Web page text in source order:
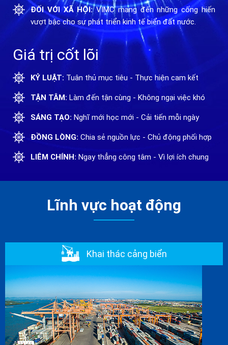
ĐỐI VỚI XÃ HỘI:VIMC mang đến những cống hiến
vượt bậc cho sự phát triển kinh tế biển đất nước.
Giá trị cốt lõi
KỶ LUẬT: Tuân thủ mục tiêu - Thực hiện cam kết
TẬN TÂM: Làm đến tận cùng - Không ngại việc khó
SÁNG TẠO: Nghĩ mới học mới - Cải tiến mỗi ngày
ĐỒNG LÒNG: Chia sẻ nguồn lực - Chủ động phối hợp
LIÊM CHÍNH: Ngay thẳng công tâm - Vì lợi ích chung
Lĩnh vực hoạt động
Khai thác cảng biển